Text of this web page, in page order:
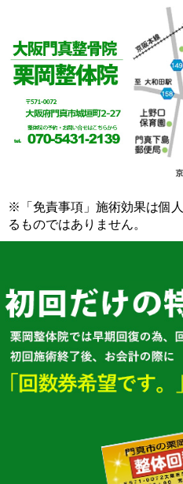
※「免責事項」施術効果は個
るものではありません。